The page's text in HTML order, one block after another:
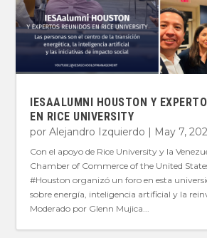
IESAALUMNI HOUSTON Y
EN RICE UNIVERSITY
porAlejandro Izquierdo | May 7,
Con el apoyo de Rice University y la
Chamber of Commerce of the United
#Houston organizó un foro en esta
sobre energía, inteligencia artificial y la
Moderado por Glenn Mujica...